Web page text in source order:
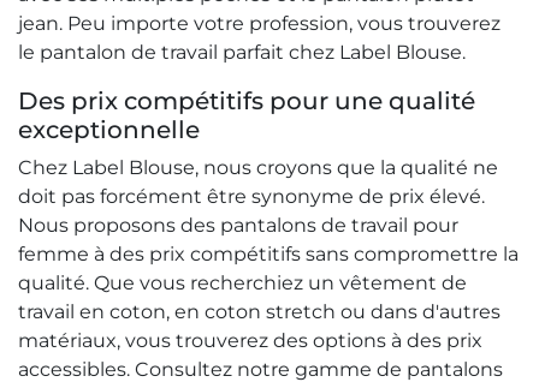
jean. Peu importe votre profession, vous trouverez
le pantalon de travail parfait chez Label Blouse.
Des prix compétitifs pour une qualité
exceptionnelle
Chez Label Blouse, nous croyons que la qualité ne
doit pas forcément être synonyme de prix élevé.
Nous proposons des pantalons de travail pour
femme à des prix compétitifs sans compromettre la
qualité. Que vous recherchiez un vêtement de
travail en coton, en coton stretch ou dans d'autres
matériaux, vous trouverez des options à des prix
accessibles. Consultez notre gamme de pantalons